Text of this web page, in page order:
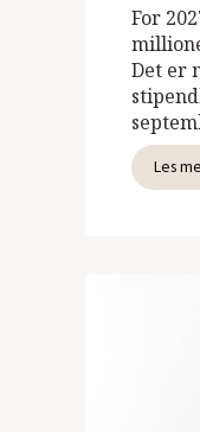
For
Det er
Les